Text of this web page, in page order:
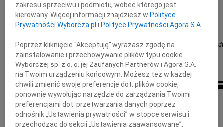
składają
koleżanki z Zakładu Dydaktyki Ogólnej i Wczesnej
Inne kondolencje
zakresu sprzeciwu i podmiotu, wobec którego jest
kierowany. Więcej informacji znajdziesz w Polityce
Prywatności Wyborcza.pl i Polityce Prywatności Agora S.A.
Poprzez kliknięcie "Akceptuję" wyrażasz zgodę na
zainstalowanie i przechowywanie plików typu cookie
Wyborczej sp. z o. o. jej Zaufanych Partnerów i Agora S.A.
na Twoim urządzeniu końcowym. Możesz też w każdej
chwili zmienić swoje preferencje dot. plików cookie,
ponownie wywołując narzędzie do zarządzania Twoimi
preferencjami dot. przetwarzania danych poprzez
odnośnik „Ustawienia prywatności” w stopce serwisu i
przechodząc do sekcji „Ustawienia zaawansowane”.